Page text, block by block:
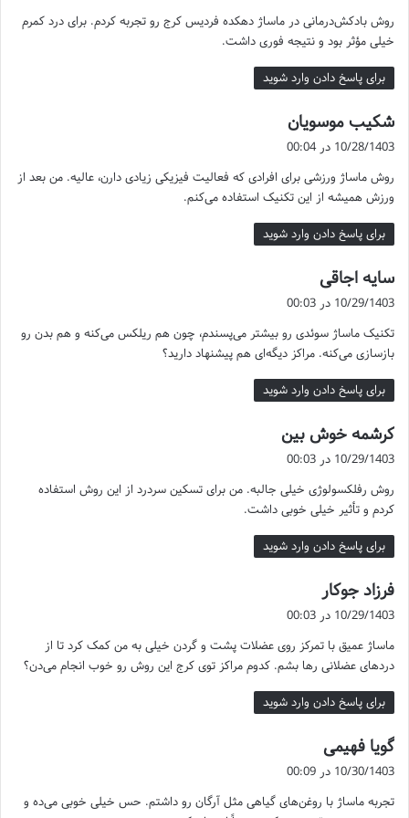
این تکنیک برای آرامش عمومی و کاهش تنش‌های عضلانی سطحی استفاده
می‌شود. حرکات طولانی و مالش‌های ملایم باعث بهبود جریان خون و تسکین
استرس می‌شوند.
این روش برای افرادی که از دردهای مزمن یا گرفتگی‌های عمیق عضلانی رنج
می‌برند ایده‌آل است. فشار قوی‌تر و تمرکز بر لایه‌های عمیق عضلات از
ویژگی‌های این تکنیک است.
3. ماساژ تایلندی:
گرفتگی کمک می‌کند. این روش برای کسانی که فعالیت بدنی زیادی دارند
مناسب است.
4. ماساژ سنگ داغ:
با استفاده از سنگ‌های گرم عضلات شل شده و تنش‌های بدن کاهش
می‌شود.
5. ماساژ شیاتسو:
یک تکنیک ژاپنی که با فشار دادن نقاط خاص بدن انرژی را متعادل کرده و
دردهای موضعی را کاهش می‌دهد.
:
روش بادکش‌درمانی در ماساژ دهکده فردیس کرج رو تجربه کردم. برای درد کمرم
خیلی مؤثر بود و نتیجه فوری داشت.
برای پاسخ دادن وارد شوید
شکیب موسویان
:
10/28/1403 در 00:04
روش ماساژ ورزشی برای افرادی که فعالیت فیزیکی زیادی دارن، عالیه. من بعد از
ورزش همیشه از این تکنیک استفاده می‌کنم.
برای پاسخ دادن وارد شوید
سایه اجاقی
ف
:
10/29/1403 در 00:03
تکنیک ماساژ سوئدی رو بیشتر می‌پسندم، چون هم ریلکس می‌کنه و هم بدن رو
بازسازی می‌کنه. مراکز دیگه‌ای هم پیشنهاد دارید؟
برای پاسخ دادن وارد شوید
کرشمه خوش بین
:
10/29/1403 در 00:03
روش رفلکسولوژی خیلی جالبه. من برای تسکین سردرد از این روش استفاده
کردم و تأثیر خیلی خوبی داشت.
برای پاسخ دادن وارد شوید
فرزاد جوکار
ف
ت
:
10/29/1403 در 00:03
ماساژ عمیق با تمرکز روی عضلات پشت و گردن خیلی به من کمک کرد تا از
دردهای عضلانی رها بشم. کدوم مراکز توی کرج این روش رو خوب انجام می‌دن؟
برای پاسخ دادن وارد شوید
گویا فهیمی
ت
:
10/30/1403 در 00:09
تجربه ماساژ با روغن‌های گیاهی مثل آرگان رو داشتم. حس خیلی خوبی می‌ده و